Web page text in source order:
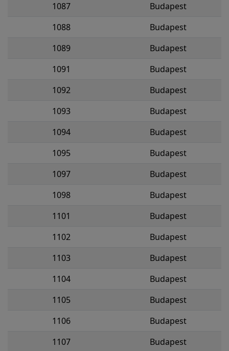
1087
Budapest
1088
Budapest
1089
Budapest
1091
Budapest
1092
Budapest
1093
Budapest
1094
Budapest
1095
Budapest
1097
Budapest
1098
Budapest
1101
Budapest
1102
Budapest
1103
Budapest
1104
Budapest
1105
Budapest
1106
Budapest
1107
Budapest